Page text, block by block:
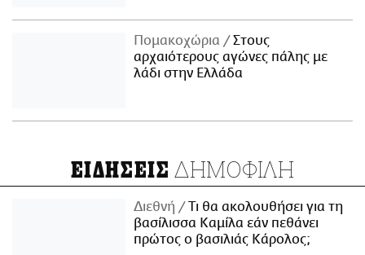
Πομακοχώρια
Στους
αρχαιότερους αγώνες πάλης με
λάδι στην Ελλάδα
ΕΙΔΗΣΕΙΣ ΔΗΜΟΦΙΛΗ
Διεθνή
Τι θα ακολουθήσει για τη
βασίλισσα Καμίλα εάν πεθάνει
πρώτος ο βασιλιάς Κάρολος;